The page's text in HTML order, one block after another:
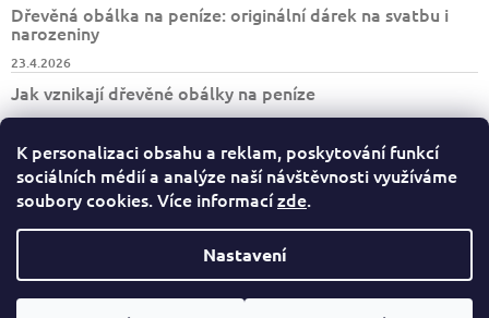
K personalizaci obsahu a reklam, poskytování funkcí
sociálních médií a analýze naší návštěvnosti využíváme
soubory cookies. Více informacízde.
Nastavení
Dřevěná obálka na peníze: originální dárek na svatbu i
narozeniny
23.4.2026
Jak vznikají dřevěné obálky na peníze
7.4.2026
Jak vzniká turistický deník BESKYDY
30.3.2026